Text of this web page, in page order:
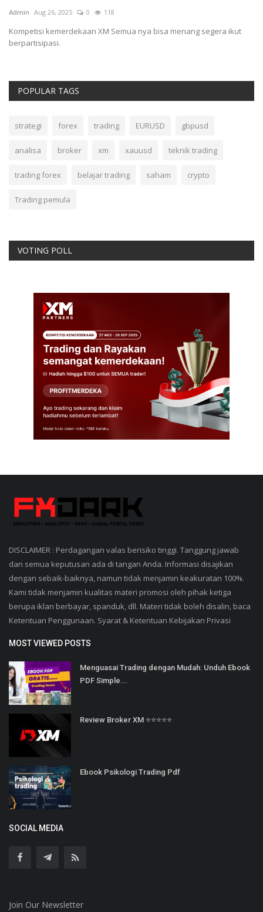
Admin Aug 26, 2025 0 118
Kompetisi kemerdekaan XM Semua nya bisa menang segera ikut
berpartisipasi.
POPULAR TAGS
strategi forex trading EURUSD gbpusd
analisa broker xm xauusd teknik trading
trading forex belajar trading saham crypto
Trading pemula
VOTING POLL
DISCLAIMER : Perdagangan valas berisiko tinggi. Tanggung jawab
dan semua keputusan ada di tangan Anda. Informasi disajikan
dengan sebaik-baiknya, namun tidak menjamin keakuratan 100%.
Kami tidak menjamin kualitas materi promosi oleh pihak ketiga
berupa iklan berbayar, spanduk, dll. Materi tidak boleh disalin, baca
Ketentuan Penggunaan. Syarat & Ketentuan Kebijakan Privasi
MOST VIEWED POSTS
Menguasai Trading dengan Mudah: Unduh Ebook
PDF Simple...
Review Broker XM ⭐⭐⭐⭐⭐
Ebook Psikologi Trading Pdf
SOCIAL MEDIA
Join Our Newsletter